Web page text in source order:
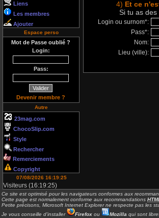
Liens
Les membres
Ajouter
Espace perso
Mot de Passe oublié ?
Login:
Pass:
Devenir membre ?
Autre
23mag.com
ChocoSlip.com
Style
Rechercher
Remerciements
Copyright
07/08/2026 16:19:25
Visiteurs (16:19:25)
4) Et ce
Si tu as
Login ou surnom*:
Pass*:
Nom:
Lieu (ville):
Ce site est optimisé pour les navigateurs conformes aux
Cette page est normalement conforme aux recommandations HTML
Petite précisons, Microsoft Internet Explorer ne respecte pas les
Je vous conseille d'installer
Firefox ou Mozilla qui sont